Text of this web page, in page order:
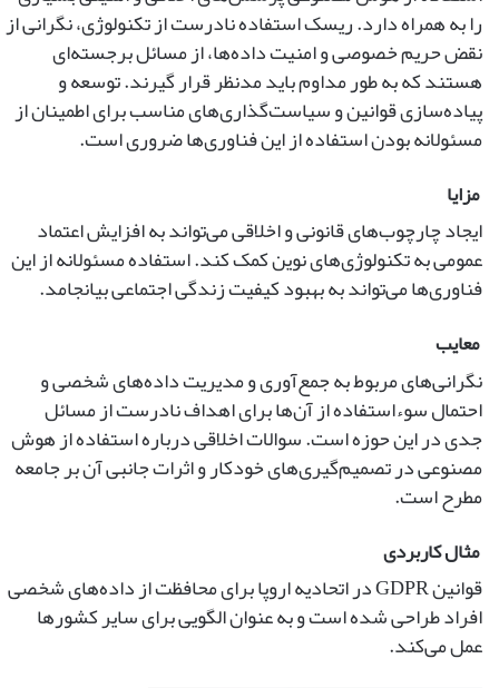
را به همراه دارد. ریسک استفاده نادرست از تکنولوژی، نگرانی از
نقض حریم خصوصی و امنیت داده‌ها، از مسائل برجسته‌ای
هستند که به طور مداوم باید مدنظر قرار گیرند. توسعه و
پیاده‌سازی قوانین و سیاست‌گذاری‌های مناسب برای اطمینان از
مسئولانه بودن استفاده از این فناوری‌ها ضروری است.
مزایا
ایجاد چارچوب‌های قانونی و اخلاقی می‌تواند به افزایش اعتماد
عمومی به تکنولوژی‌های نوین کمک کند. استفاده مسئولانه از این
فناوری‌ها می‌تواند به بهبود کیفیت زندگی اجتماعی بیانجامد.
معایب
نگرانی‌های مربوط به جمع‌آوری و مدیریت داده‌های شخصی و
احتمال سوءاستفاده از آن‌ها برای اهداف نادرست از مسائل
جدی در این حوزه است. سوالات اخلاقی درباره استفاده از هوش
مصنوعی در تصمیم‌گیری‌های خودکار و اثرات جانبی آن بر جامعه
مطرح است.
مثال کاربردی
قوانین GDPR در اتحادیه اروپا برای محافظت از داده‌های شخصی
افراد طراحی شده است و به عنوان الگویی برای سایر کشورها
عمل می‌کند.